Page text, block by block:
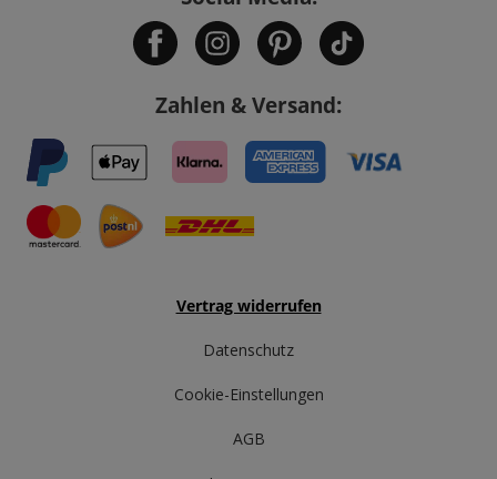
Zahlen & Versand:
Vertrag widerrufen
Datenschutz
Cookie-Einstellungen
AGB